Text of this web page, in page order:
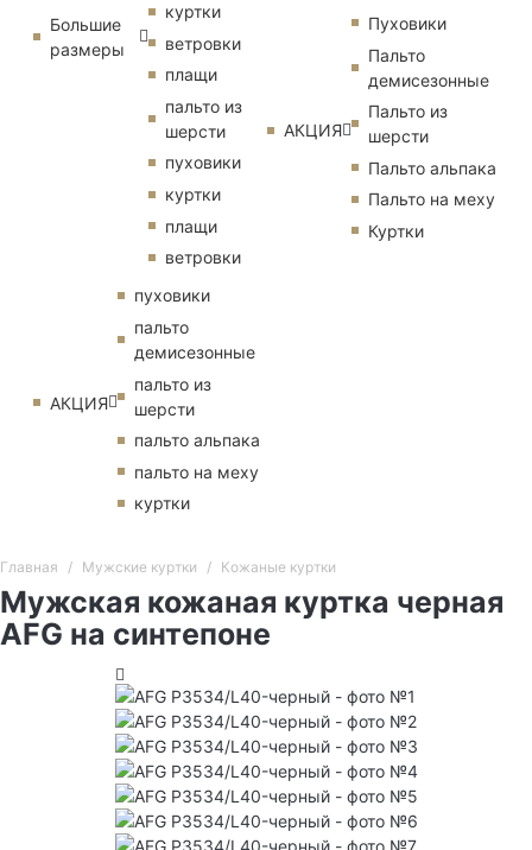
Большие
размеры
куртки
ветровки
плащи
пальто из
шерсти
пуховики
куртки
плащи
ветровки
АКЦИЯ
пуховики
пальто
демисезонные
пальто из
шерсти
пальто альпака
пальто на меху
куртки
АКЦИЯ
Пуховики
Пальто
демисезонные
Пальто из
шерсти
Пальто альпака
Пальто на меху
Куртки
Главная Мужские куртки Кожаные куртки
Мужская кожаная куртка черная
AFG на синтепоне